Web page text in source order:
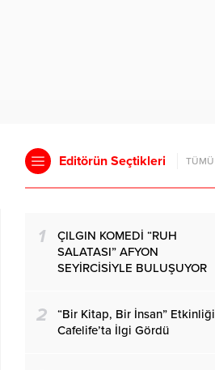
Editörün Seçtikleri TÜMÜ
1
ÇILGIN KOMEDİ “RUH
SALATASI” AFYON
SEYİRCİSİYLE BULUŞUYOR
2
“Bir Kitap, Bir İnsan” Etkinliği
Cafelife’ta İlgi Gördü